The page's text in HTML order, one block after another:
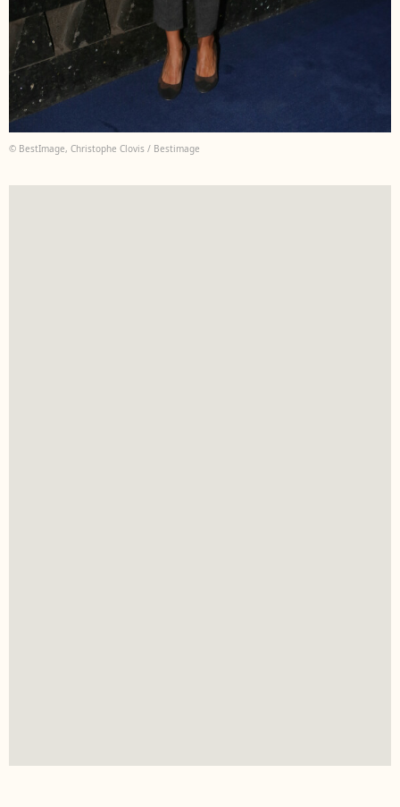
© BestImage, Christophe Clovis / Bestimage